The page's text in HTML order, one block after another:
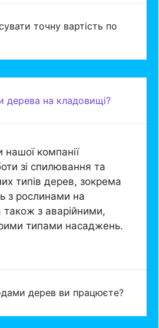
точну вартість по
дерева на кладовищі?
компанії
зі спилювання та
типів дерев, зокрема
з рослинами на
з аварійними,
типами насаджень.
дерев ви працюєте?